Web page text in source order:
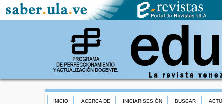
INICIO ACERCA DE INICIAR SESIÓN BUSCAR